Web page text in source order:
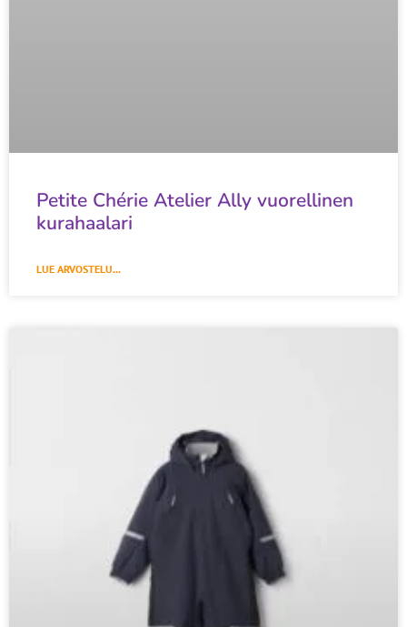
Petite Chérie Atelier Ally vuorellinen
kurahaalari
LUE ARVOSTELU...